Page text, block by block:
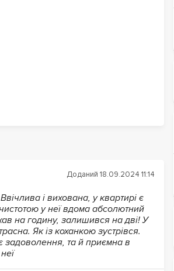
Доданий 18.09.2024 11:14
і вихована, у квартирі є
у неї вдома абсолютний
на годину, залишився на дві! У
Як із коханкою зустрівся.
задоволення, та й приємна в